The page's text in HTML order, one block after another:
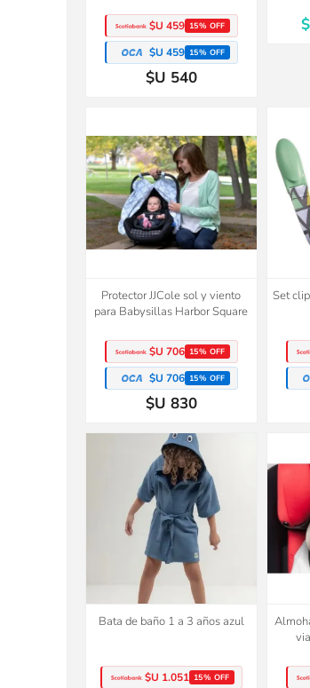
$U 459 15% OFF
$U 459 15% OFF
$U 540
Protector JJCole sol y viento
para Babysillas Harbor Square
$U 706 15% OFF
$U 706 15% OFF
$U 830
Set
Bata de baño 1 a 3 años azul
$U 1.051 15% OFF